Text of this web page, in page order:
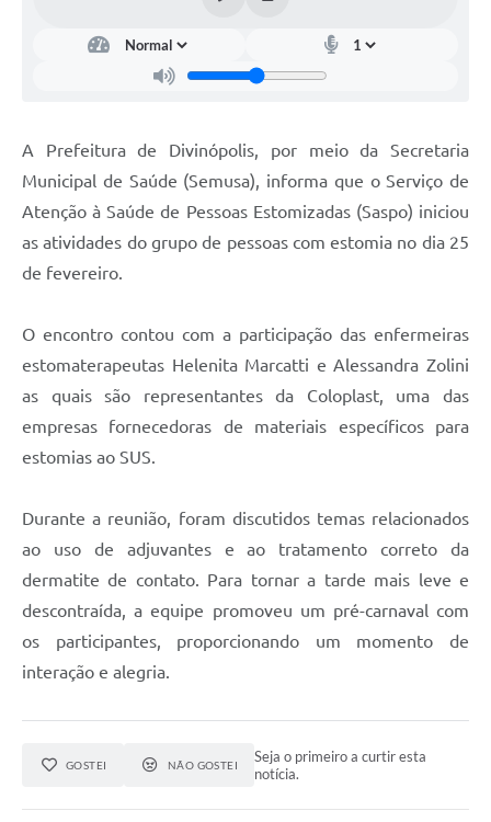
A Prefeitura de Divinópolis, por meio da Secretaria
Municipal de Saúde (Semusa), informa que o Serviço de
Atenção à Saúde de Pessoas Estomizadas (Saspo) iniciou
as atividades do grupo de pessoas com estomia no dia 25
de fevereiro.
O encontro contou com a participação das enfermeiras
estomaterapeutas Helenita Marcatti e Alessandra Zolini
as quais são representantes da Coloplast, uma das
empresas fornecedoras de materiais específicos para
estomias ao SUS.
Durante a reunião, foram discutidos temas relacionados
ao uso de adjuvantes e ao tratamento correto da
dermatite de contato. Para tornar a tarde mais leve e
descontraída, a equipe promoveu um pré-carnaval com
os participantes, proporcionando um momento de
interação e alegria.
GOSTEI NÃO GOSTEI
Seja o primeiro a curtir esta
notícia.